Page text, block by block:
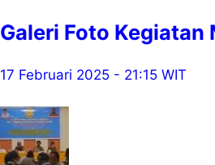
Galeri Foto Kegiatan
17 Februari 2025 - 21:15 WIT